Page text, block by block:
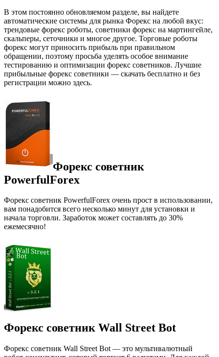
В этом постоянно обновляемом разделе, вы найдете
автоматические системы для рынка Форекс на любой вкус:
трендовые форекс роботы, советники форекс на мартингейле,
скальперы, сеточники и многое другое. Торговые роботы
форекс могут приносить прибыль при правильном
обращении, поэтому просьба уделять особое внимание
тестированию и оптимизации форекс советников. Лучшие
прибыльные форекс советники — скачать бесплатно и без
регистрации можно здесь.
Форекс советник
PowerfulForex
Форекс советник PowerfulForex очень прост в использовании,
вам понадобится всего несколько минут для установки и
начала торговли. Заработок может составлять до 30%
ежемесячно!
Форекс советник Wall Street Bot
Форекс советник Wall Street Bot — это мультивалютный